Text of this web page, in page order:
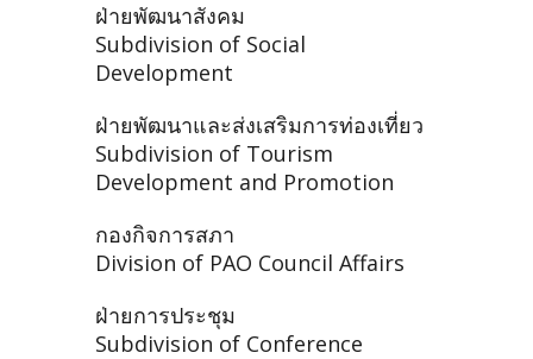
ฝ่ายพัฒนาสังคม
Subdivision of Social
Development
ฝ่ายพัฒนาและส่งเสริมการท่องเที่ยว
Subdivision of Tourism
Development and Promotion
กองกิจการสภา
Division of PAO Council Affairs
ฝ่ายการประชุม
Subdivision of Conference